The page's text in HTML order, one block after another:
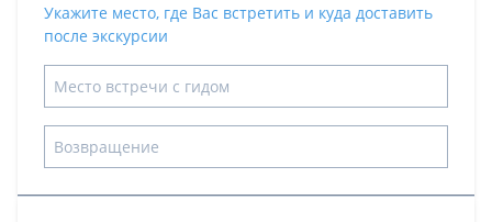
Укажите место, где Вас встретить и куда доставить
после экскурсии